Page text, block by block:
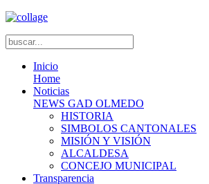
Inicio
Home
Noticias
NEWS GAD OLMEDO
HISTORIA
SIMBOLOS CANTONALES
MISIÓN Y VISIÓN
ALCALDESA
CONCEJO MUNICIPAL
Transparencia